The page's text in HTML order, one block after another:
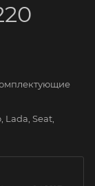
Lada, Seat,